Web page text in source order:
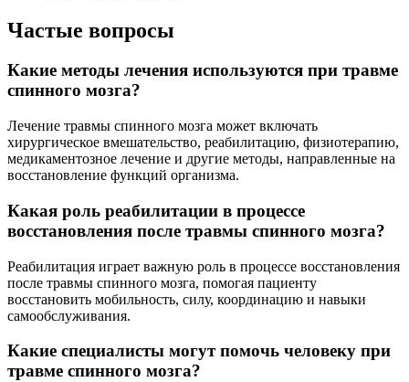
Частые вопросы
Какие методы лечения используются при травме
спинного мозга?
Лечение травмы спинного мозга может включать
хирургическое вмешательство, реабилитацию, физиотерапию,
медикаментозное лечение и другие методы, направленные на
восстановление функций организма.
Какая роль реабилитации в процессе
восстановления после травмы спинного мозга?
Реабилитация играет важную роль в процессе восстановления
после травмы спинного мозга, помогая пациенту
восстановить мобильность, силу, координацию и навыки
самообслуживания.
Какие специалисты могут помочь человеку при
травме спинного мозга?